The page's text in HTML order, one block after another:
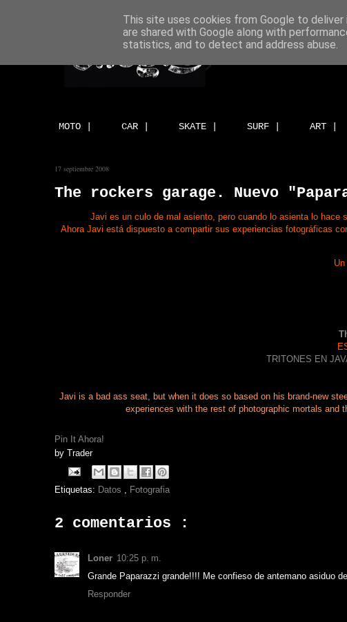
MOTO | CAR | SKATE | SURF | ART |
17 septiembre 2008
The rockers garage. Nuevo
Javi es un culo de mal asiento, pero cuando lo asienta lo hace
Ahora Javi está dispuesto a compartir sus experiencias fotográficas
TRITONES EN
Javi is a bad ass seat, but when it does so based on his brand-new
experiences with the rest of photographic mortals and
Pin It Ahora!
by Trader
Etiquetas: Datos Fotografia
2 comentarios :
Loner 10:25 p. m.
Grande Paparazzi grande!!!! Me confieso de antemano asiduo
Responder
This site uses cookies from Google to
are shared with Google along with
statistics, and to detect and address abuse.